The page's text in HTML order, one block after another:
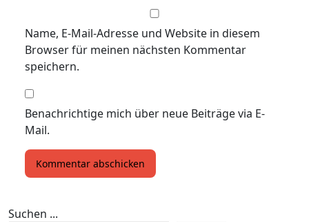
Name, E-Mail-Adresse und Website in diesem
Browser für meinen nächsten Kommentar
speichern.
Benachrichtige mich über neue Beiträge via E-
Mail.
Suchen ...